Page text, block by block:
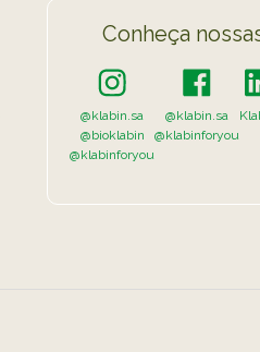
Conheça
@klabin.sa
@bioklabin
@klabinforyou
@klabin.sa
@klabinforyou